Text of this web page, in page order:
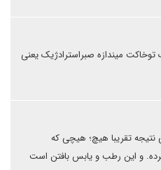
میندازه صبراسترادژیک یعنی
نتیجه تقریبا هیچ؛ هیچی که
و این رطب و یابس بافتن است